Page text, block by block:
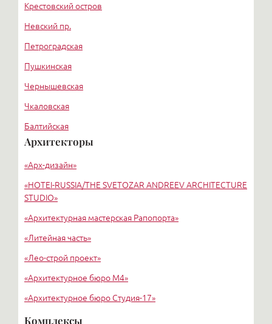
Крестовский остров
Невский пр.
Петроградская
Пушкинская
Чернышевская
Чкаловская
Балтийская
Старая деревня
Удельная
Архитекторы
«Арх-дизайн»
«HОTEI-RUSSIA/THE SVETOZAR ANDREEV ARCHITECTURE
STUDIO»
«Архитектурная мастерская Рапопорта»
«Литейная часть»
«Лео-строй проект»
«Архитектурное бюро М4»
«Архитектурное бюро Студия-17»
«Архитектурное бюро Liphart Architects»
Комплексы